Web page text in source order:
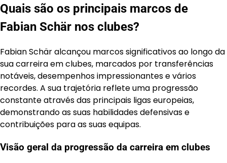
Quais são os principais marcos de
Fabian Schär nos clubes?
Fabian Schär alcançou marcos significativos ao longo da
sua carreira em clubes, marcados por transferências
notáveis, desempenhos impressionantes e vários
recordes. A sua trajetória reflete uma progressão
constante através das principais ligas europeias,
demonstrando as suas habilidades defensivas e
contribuições para as suas equipas.
Visão geral da progressão da carreira em clubes